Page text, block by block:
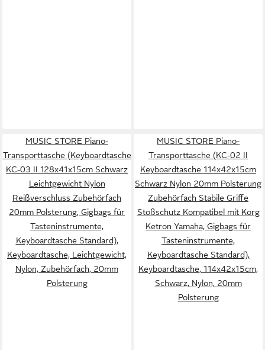
MUSIC STORE Piano-
Transporttasche (Keyboardtasche
KC-03 II 128x41x15cm Schwarz
Leichtgewicht Nylon
Reißverschluss Zubehörfach
20mm Polsterung, Gigbags für
Tasteninstrumente,
Keyboardtasche Standard),
Keyboardtasche, Leichtgewicht,
Nylon, Zubehörfach, 20mm
Polsterung
MUSIC STORE Piano-
Transporttasche (KC-02 II
Keyboardtasche 114x42x15cm
Schwarz Nylon 20mm Polsterung
Zubehörfach Stabile Griffe
Stoßschutz Kompatibel mit Korg
Ketron Yamaha, Gigbags für
Tasteninstrumente,
Keyboardtasche Standard),
Keyboardtasche, 114x42x15cm,
Schwarz, Nylon, 20mm
Polsterung